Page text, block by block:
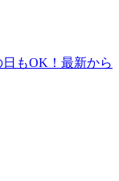
日もOK！最新から